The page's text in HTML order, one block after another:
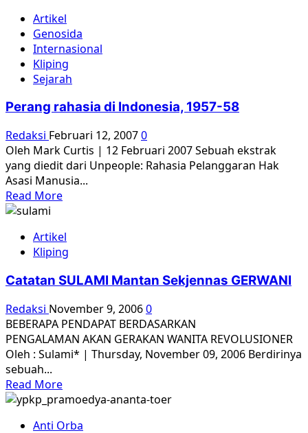
Sejarah
Lisan
“Para
Korban”
65
Sumatera
Utara
Artikel
Genosida
Internasional
Kliping
Sejarah
Perang rahasia di Indonesia, 1957-58
Redaksi Februari 12, 20070
Oleh Mark Curtis | 12 Februari 2007 Sebuah ekstrak
yang diedit dari Unpeople: Rahasia Pelanggaran Hak
Asasi Manusia...
Read MoreRead
Perang
rahasia
Indonesia,
58
Artikel
Kliping
Catatan SULAMI Mantan Sekjennas GERWANI
Redaksi November 9, 20060
BEBERAPA PENDAPAT BERDASARKAN
PENGALAMAN AKAN GERAKAN WANITA REVOLUSIONER
Oleh : Sulami* | Thursday, November 09, 2006 Berdirinya
sebuah...
Read MoreRead
more
Catatan
Anti Orba